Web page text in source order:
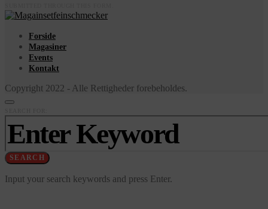
Forside
Magasiner
Events
Kontakt
Copyright 2022 - Alle Rettigheder forebeholdes.
SEARCH
Input your search keywords and press Enter.